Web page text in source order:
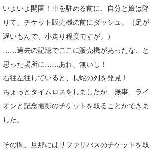
いよいよ開園！車を駐める前に、自分と娘は降
りて、チケット販売機の前にダッシュ。（足が
遅いもんで、小走り程度ですが。）
……過去の記憶でここに販売機があったな、と
思った場所に……あれ、無いし！
右往左往していると、長蛇の列を発見！
ちょっとタイムロスをしましたが、無事、ライ
オンと記念撮影のチケットを取ることができま
した。
その間、旦那にはサファリバスのチケットを取
Naoya Kimoto
Yasunari Inoue
Yoshiyuki Obata
arukasvision
DELTA FORCE SURF
メディア
Colors MAGAZINE
福島寿実子
嵯峨明日香
進士剛光
波伝説スタッフ
+☆maki☆+
Aichan